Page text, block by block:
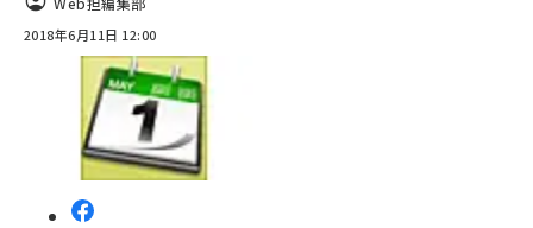
2018年6月11日 12:00